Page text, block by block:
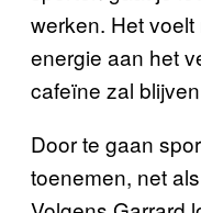
werken. Het
energie aan het
cafeïne zal
Door te gaan
toenemen, net